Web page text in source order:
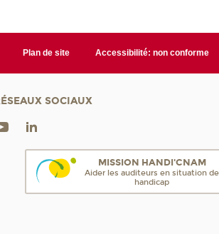
Plan de site Accessibilité: non conforme
SOCIAUX
MISSION HANDI'CNAM
Aider les auditeurs en situation de
handicap